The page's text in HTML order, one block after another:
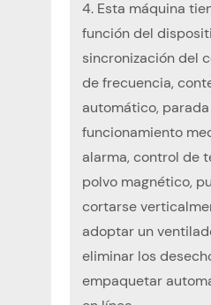
4. Esta máquina
función del
sincronización del
de frecuencia,
automático,
funcionamiento
alarma, control de
polvo magnético,
cortarse
adoptar un
eliminar los
empaquetar